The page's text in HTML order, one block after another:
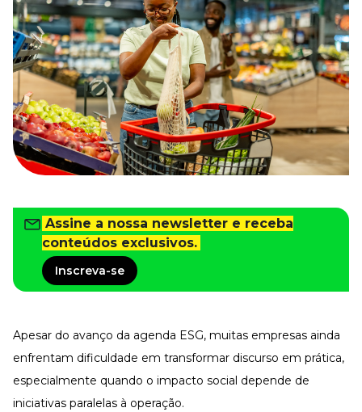
Tudo para facilitar a rotina
Imprensa
VR na Imprensa
Cursos
Cursos
Todos os Cursos
Explore o nosso acervo
Para simplificar os processos
Gestão de Empresas e Negócios
Eleve os resultados da organização
Gestão de Pessoas e Liderança
Capacitação com especialistas
Treinamento de Produto
Desenvolva a sua equipe
Assine a nossa newsletter e receba
conteúdos exclusivos.
Inscreva-se
Apesar do avanço da agenda ESG, muitas empresas ainda
enfrentam dificuldade em transformar discurso em prática,
especialmente quando o impacto social depende de
iniciativas paralelas à operação.